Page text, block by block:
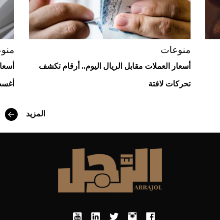
منوعات
أسعار العملات مقابل الريال اليوم.. أرقام تكشف
تحركات لافتة
المزيد